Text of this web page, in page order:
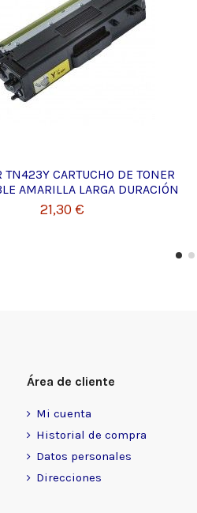
TN423Y CARTUCHO DE TONER
AMARILLA LARGA DURACIÓN
21,30 €
Área de cliente
Mi cuenta
Historial de compra
Datos personales
Direcciones